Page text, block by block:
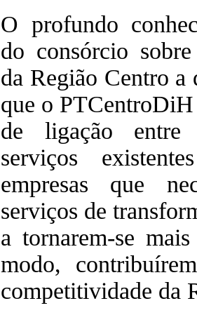
O profundo
do consórcio
da Região Centro a
que o
de ligação entre
serviços
empresas que
serviços de
a tornarem-se
modo,
competitividade da